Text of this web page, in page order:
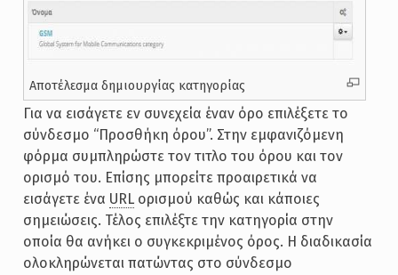
Αποτέλεσμα δημιουργίας κατηγορίας
Για να εισάγετε εν συνεχεία έναν όρο επιλέξετε το
σύνδεσμο “Προσθήκη όρου”. Στην εμφανιζόμενη
φόρμα συμπληρώστε τον τιτλο του όρου και τον
ορισμό του. Επίσης μπορείτε προαιρετικά να
εισάγετε ένα URLορισμού καθώς και κάποιες
σημειώσεις. Τέλος επιλέξτε την κατηγορία στην
οποία θα ανήκει ο συγκεκριμένος όρος. Η διαδικασία
ολοκληρώνεται πατώντας στο σύνδεσμο